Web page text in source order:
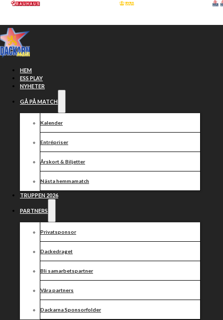
Hoppa till huvudinnehåll
HEM
ESS PLAY
NYHETER
GÅ PÅ MATCH
Kalender
Entrépriser
Årskort & Biljetter
Nästa hemmamatch
TRUPPEN 2026
PARTNERS
Privatsponsor
Dackedraget
Bli samarbetspartner
Våra partners
Dackarna Sponsorfolder
dackarna